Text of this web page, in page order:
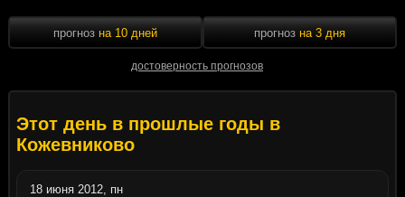
прогноз на 10 дней
достоверность прогнозов
прогноз на 3 дня
Этот день в прошлые годы в
Кожевниково
18 июня 2012, пн